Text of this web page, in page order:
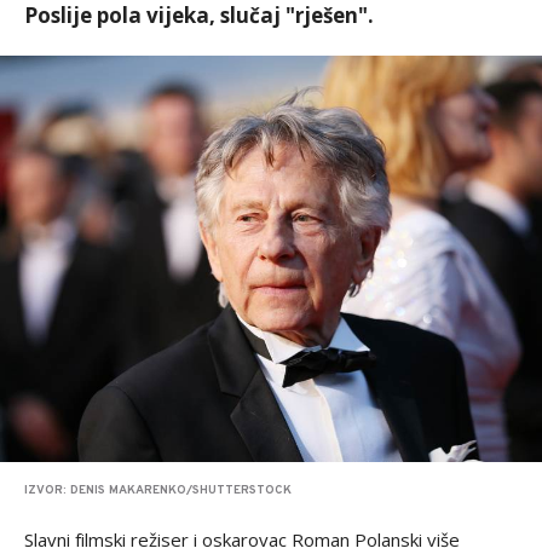
Poslije pola vijeka, slučaj "rješen".
IZVOR: DENIS MAKARENKO/SHUTTERSTOCK
Slavni filmski režiser i oskarovac Roman Polanski više